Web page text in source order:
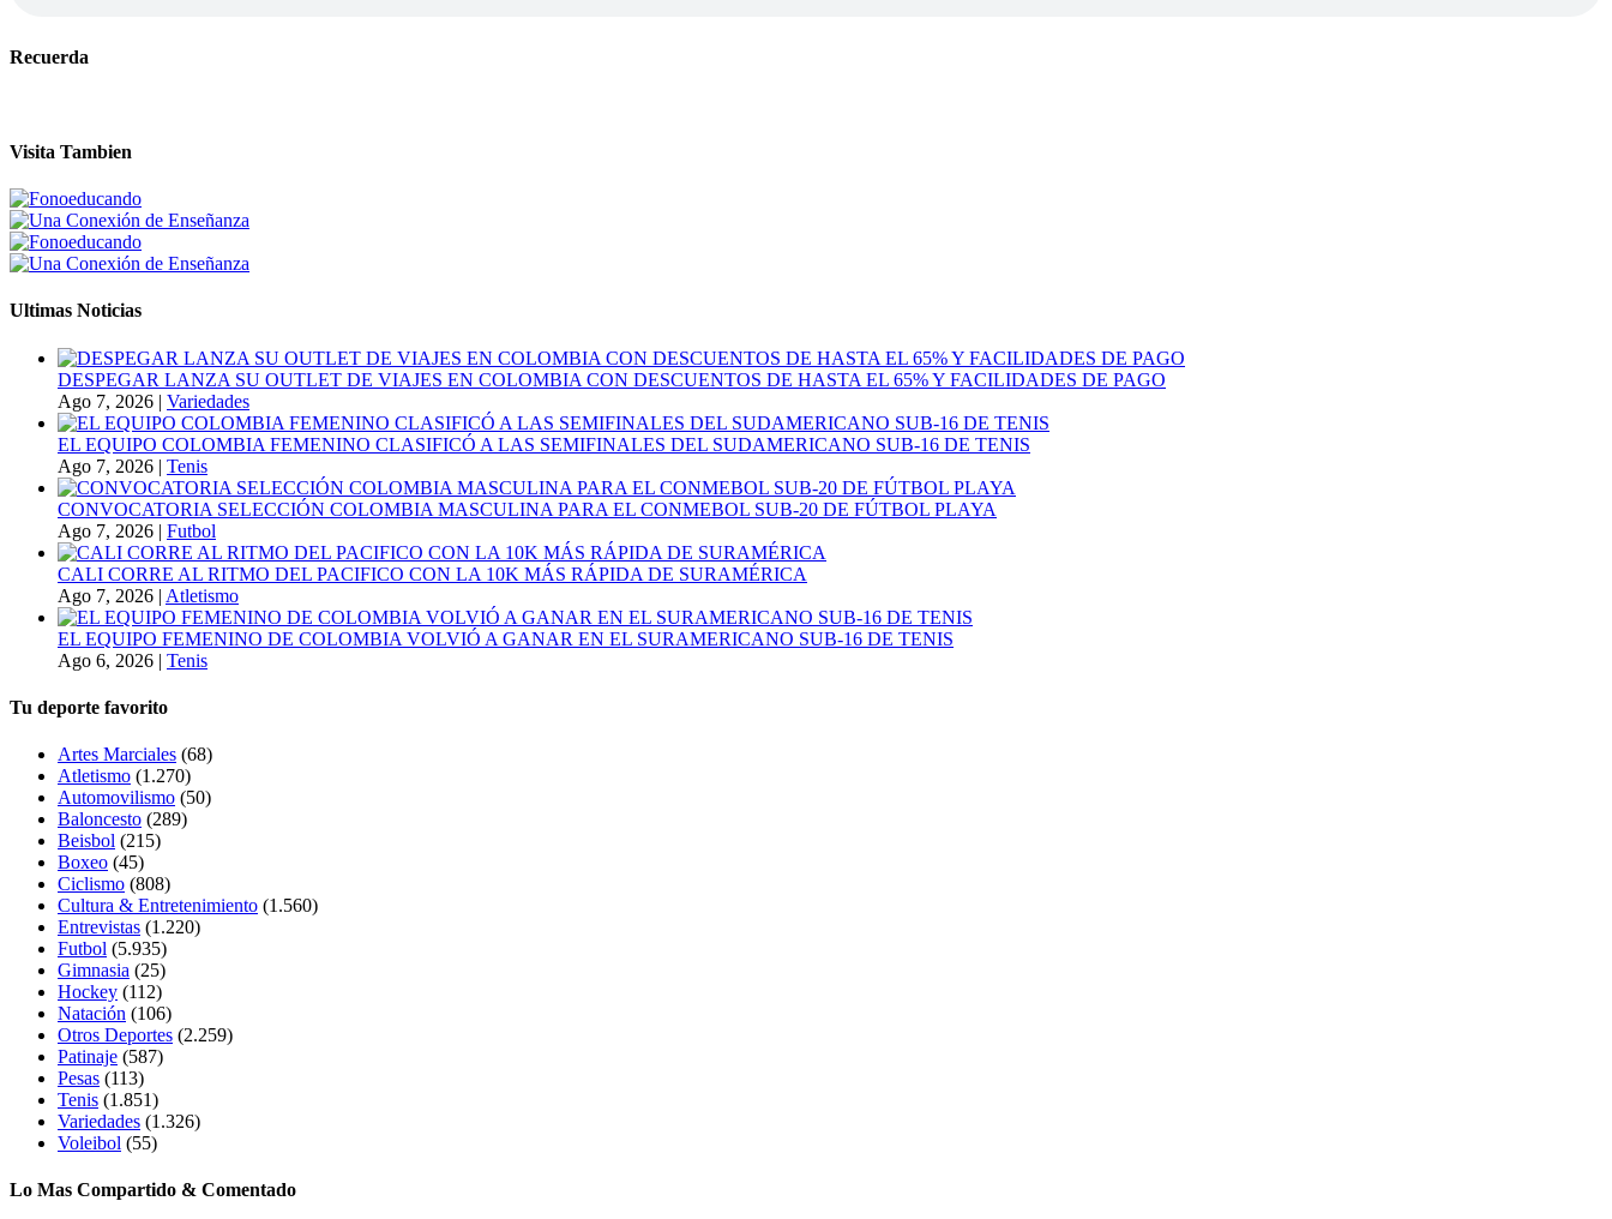
Recuerda
Visita Tambien
Ultimas Noticias
DESPEGAR LANZA SU OUTLET DE VIAJES EN COLOMBIA CON DESCUENTOS DE HASTA EL 65% Y FACILIDADES DE PAGO
Ago 7, 2026 | Variedades
EL EQUIPO COLOMBIA FEMENINO CLASIFICÓ A LAS SEMIFINALES DEL SUDAMERICANO SUB-16 DE TENIS
Ago 7, 2026 | Tenis
CONVOCATORIA SELECCIÓN COLOMBIA MASCULINA PARA EL CONMEBOL SUB-20 DE FÚTBOL PLAYA
Ago 7, 2026 | Futbol
CALI CORRE AL RITMO DEL PACIFICO CON LA 10K MÁS RÁPIDA DE SURAMÉRICA
Ago 7, 2026 | Atletismo
EL EQUIPO FEMENINO DE COLOMBIA VOLVIÓ A GANAR EN EL SURAMERICANO SUB-16 DE TENIS
Ago 6, 2026 | Tenis
Tu deporte favorito
Artes Marciales (68)
Atletismo (1.270)
Automovilismo (50)
Baloncesto (289)
Beisbol (215)
Boxeo (45)
Ciclismo (808)
Cultura & Entretenimiento (1.560)
Entrevistas (1.220)
Futbol (5.935)
Gimnasia (25)
Hockey (112)
Natación (106)
Otros Deportes (2.259)
Patinaje (587)
Pesas (113)
Tenis (1.851)
Variedades (1.326)
Voleibol (55)
Lo Mas Compartido & Comentado